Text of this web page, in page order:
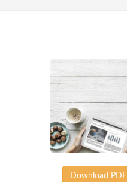
Download PDF